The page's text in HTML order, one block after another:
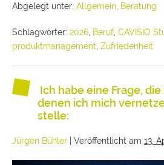
Abgelegt unter: Allgemein Beratung
Schlagwörter: 2026 Beruf CAVISIO
produktmanagement Zufriedenheit
Ich habe eine Frage,
denen ich mich
stelle:
Jürgen Bühler | Veröffentlicht am 13.